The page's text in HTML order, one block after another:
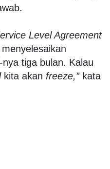
Level Agreement
tiga bulan. Kalau
kita akan freeze,”kata